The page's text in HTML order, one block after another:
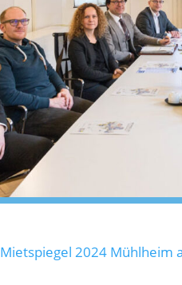
Mietspiegel 2024 Mühlheim